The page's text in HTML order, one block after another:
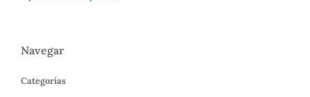
Navegar
Categorías